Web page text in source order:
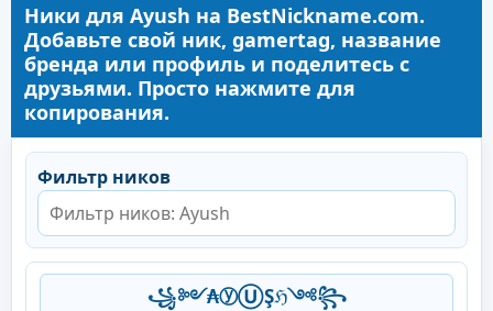
Ники для Ayush на BestNickname.com.
Добавьте свой ник, gamertag, название
бренда или профиль и поделитесь с
друзьями. Просто нажмите для
копирования.
Фильтр ников
꧁༻₳ⓨⓊŞℌ༺꧂